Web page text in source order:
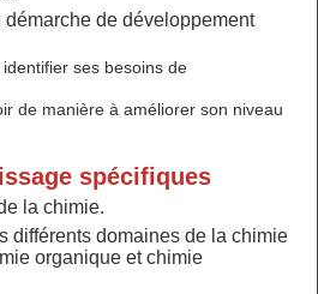
démarche de développement
ses besoins de
de manière à améliorer son niveau
spécifiques
la chimie.
différents domaines de la chimie
organique et chimie